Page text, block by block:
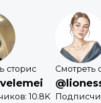
сторис
10.8K
Смотреть